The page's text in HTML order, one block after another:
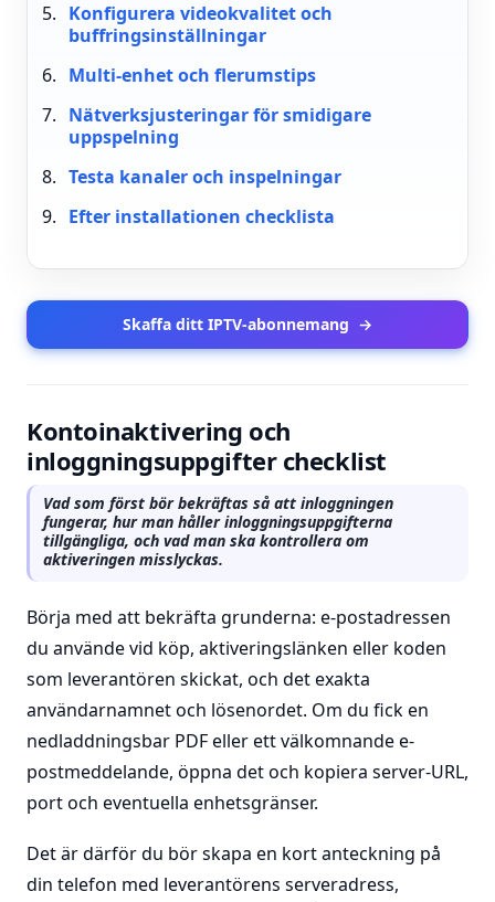
Konfigurera videokvalitet och
buffringsinställningar
Multi-enhet och flerumstips
Nätverksjusteringar för smidigare
uppspelning
Testa kanaler och inspelningar
Efter installationen checklista
Skaffa ditt IPTV-abonnemang →
Kontoinaktivering och
inloggningsuppgifter checklist
Vad som först bör bekräftas så att inloggningen
fungerar, hur man håller inloggningsuppgifterna
tillgängliga, och vad man ska kontrollera om
aktiveringen misslyckas.
Börja med att bekräfta grunderna: e-postadressen
du använde vid köp, aktiveringslänken eller koden
som leverantören skickat, och det exakta
användarnamnet och lösenordet. Om du fick en
nedladdningsbar PDF eller ett välkomnande e-
postmeddelande, öppna det och kopiera server-URL,
port och eventuella enhetsgränser.
Det är därför du bör skapa en kort anteckning på
din telefon med leverantörens serveradress,